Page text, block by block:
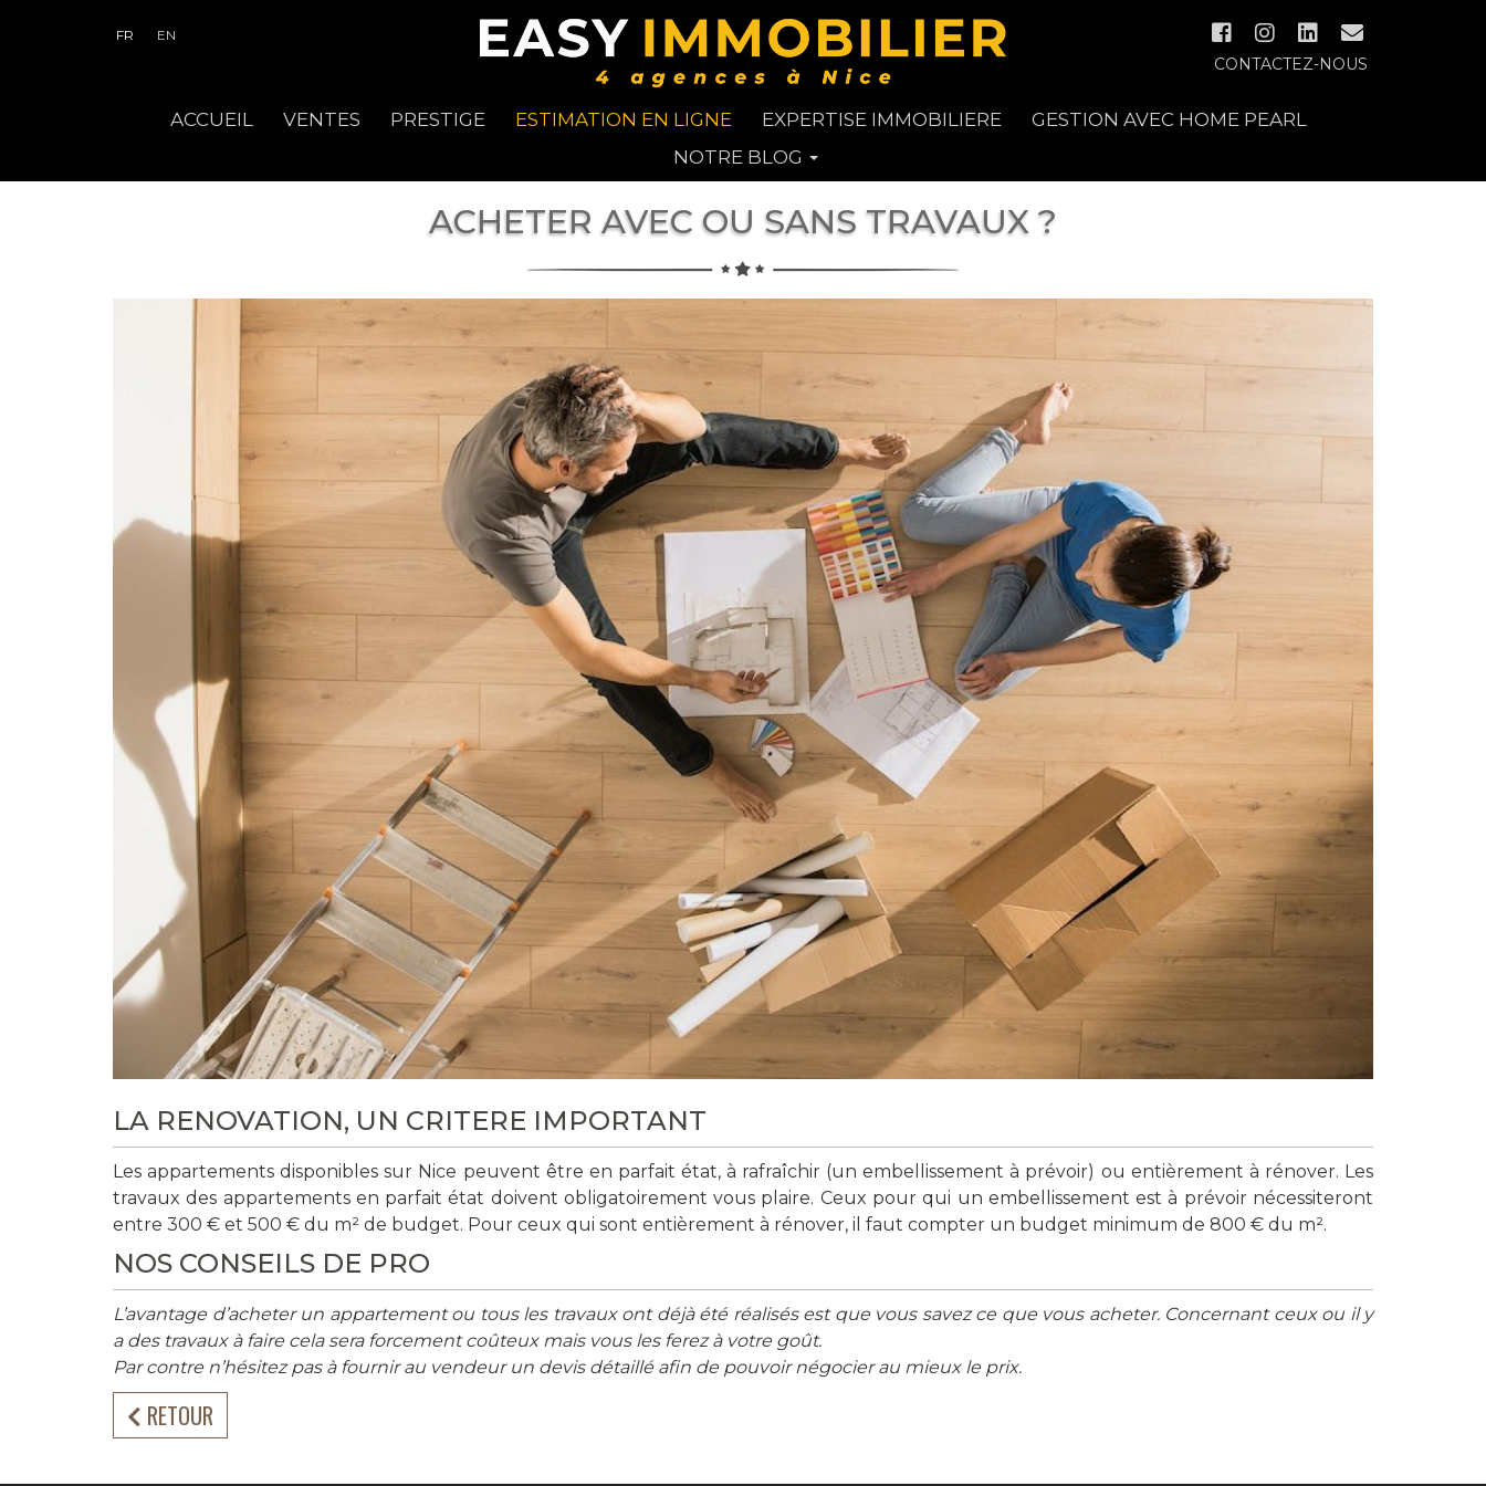
FR EN
CONTACTEZ-NOUS
ACCUEIL VENTES PRESTIGE ESTIMATION EN LIGNE EXPERTISE IMMOBILIERE
GESTION AVEC HOME PEARL
NOTRE BLOG
ACHETER AVEC OU SANS TRAVAUX ?
LA RENOVATION, UN CRITERE IMPORTANT
Les appartements disponibles sur Nice peuvent être en parfait état, à rafraîchir (un embellissement à prévoir) ou entièrement à rénover. Les
travaux des appartements en parfait état doivent obligatoirement vous plaire. Ceux pour qui un embellissement est à prévoir nécessiteront
entre 300 € et 500 € du m² de budget. Pour ceux qui sont entièrement à rénover, il faut compter un budget minimum de 800 € du m².
NOS CONSEILS DE PRO
L’avantage d’acheter un appartement ou tous les travaux ont déjà été réalisés est que vous savez ce que vous acheter. Concernant ceux ou il y
a des travaux à faire cela sera forcement coûteux mais vous les ferez à votre goût.
Par contre n’hésitez pas à fournir au vendeur un devis détaillé afin de pouvoir négocier au mieux le prix.
RETOUR